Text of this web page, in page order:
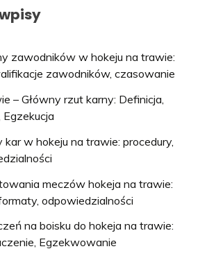
zawodników w hokeju na trawie:
zawodników, czasowanie
– Główny rzut karny: Definicja,
kar w hokeju na trawie: procedury,
meczów hokeja na trawie:
odpowiedzialności
na boisku do hokeja na trawie:
Egzekwowanie